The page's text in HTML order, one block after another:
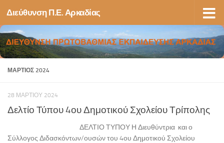
Skip to content
Διεύθυνση Π.Ε. Αρκαδίας
ΜΆΡΤΙΟΣ 2024
28 ΜΑΡΤΊΟΥ 2024
Δελτίο Τύπου 4ου Δημοτικού Σχολείου Τρίπολης
ΔΕΛΤΙΟ ΤΥΠΟΥ Η Διευθύντρια και ο
Σύλλογος Διδασκόντων/ουσών του 4ου Δημοτικού Σχολείου